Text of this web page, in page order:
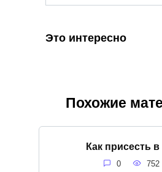
Это интересно
Похожие
Как присесть в
0 752